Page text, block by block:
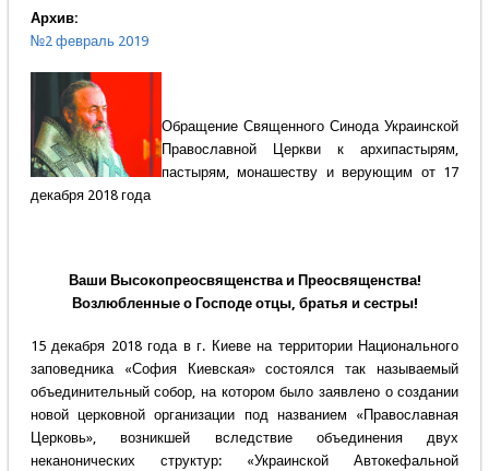
Архив:
№2 февраль 2019
Обращение Священного Синода Украинской
Православной Церкви к архипастырям,
пастырям, монашеству и верующим от 17
декабря 2018 года
Ваши Высокопреосвященства и Преосвященства!
Возлюбленные о Господе отцы, братья и сестры!
15 декабря 2018 года в г. Киеве на территории Национального
заповедника «София Киевская» состоялся так называемый
объединительный собор, на котором было заявлено о создании
новой церковной организации под названием «Православная
Церковь», возникшей вследствие объединения двух
неканонических структур: «Украинской Автокефальной